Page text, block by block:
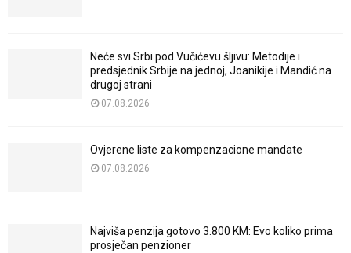
Neće svi Srbi pod Vučićevu šljivu: Metodije i
predsjednik Srbije na jednoj, Joanikije i Mandić na
drugoj strani
07.08.2026
Ovjerene liste za kompenzacione mandate
07.08.2026
Najviša penzija gotovo 3.800 KM: Evo koliko prima
prosječan penzioner